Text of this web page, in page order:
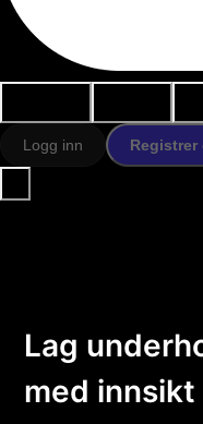
Logg inn Registrer
Lag
med